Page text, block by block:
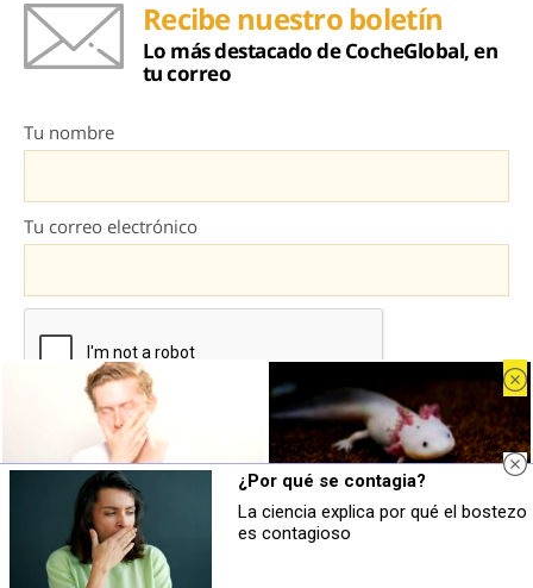
Recibe nuestro boletín
Lo más destacado de CocheGlobal, en
tu correo
Tu nombre
Tu correo electrónico
Al darte de alta aceptas la política de privacidad
y aceptas recibir
emails de marketing con información sobre el sector.
¿Por qué se contagia?
El bostezo es más social de lo que
imaginas
Parece ciencia ficción
Prepárate para alucinar con estas
¿Por qué se contagia?
La ciencia explica por qué el bostezo
es contagioso